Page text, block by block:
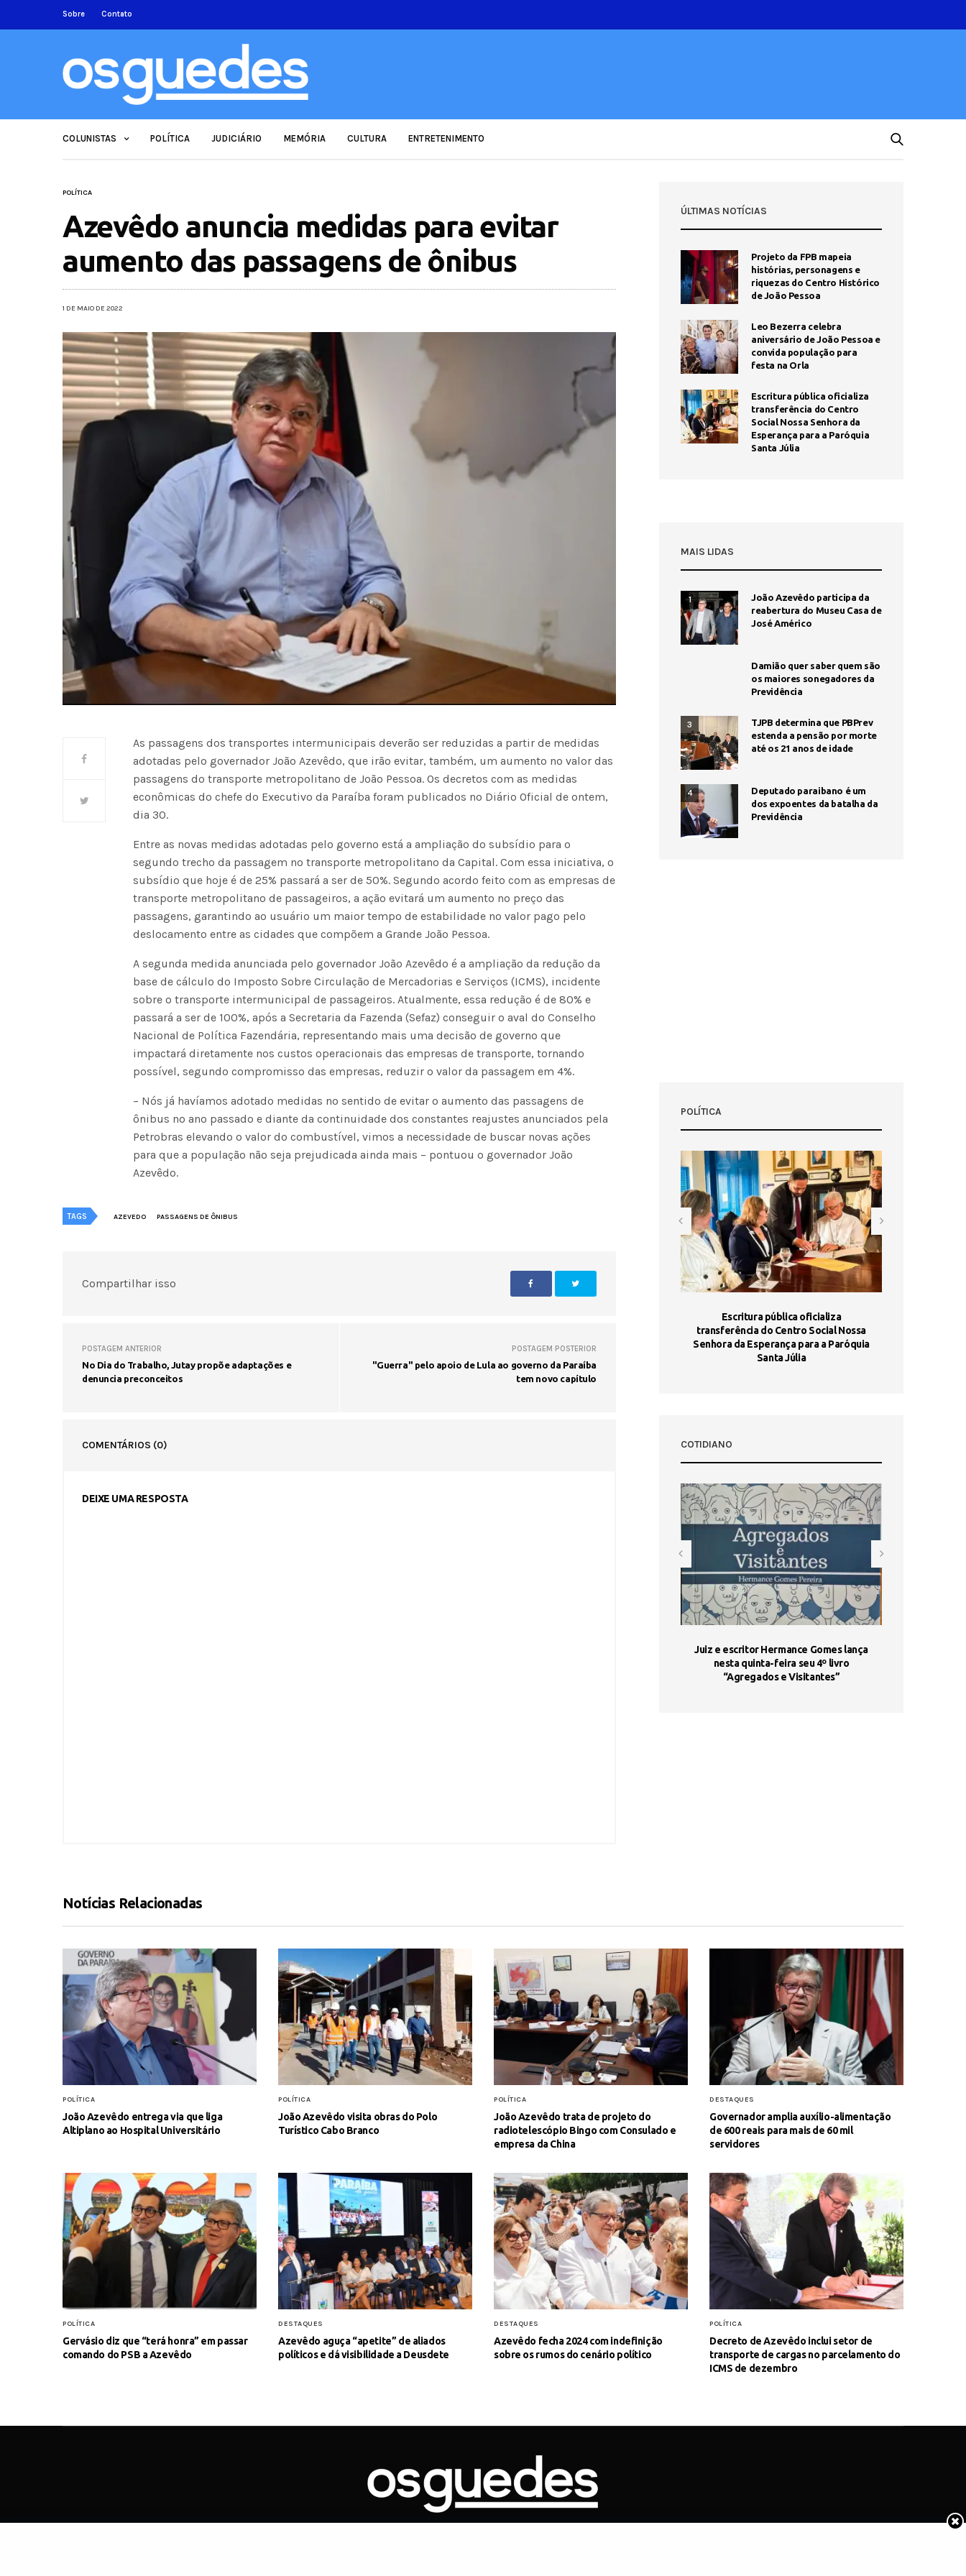
Sobre Contato
COLUNISTAS POLÍTICA JUDICIÁRIO MEMÓRIA CULTURA ENTRETENIMENTO
POLÍTICA
Azevêdo anuncia medidas para evitar
aumento das passagens de ônibus
1 DE MAIO DE 2022
As passagens dos transportes intermunicipais deverão ser reduzidas a partir de medidas
adotadas pelo governador João Azevêdo, que irão evitar, também, um aumento no valor das
passagens do transporte metropolitano de João Pessoa. Os decretos com as medidas
econômicas do chefe do Executivo da Paraíba foram publicados no Diário Oficial de ontem,
dia 30.
Entre as novas medidas adotadas pelo governo está a ampliação do subsídio para o
segundo trecho da passagem no transporte metropolitano da Capital. Com essa iniciativa, o
subsídio que hoje é de 25% passará a ser de 50%. Segundo acordo feito com as empresas de
transporte metropolitano de passageiros, a ação evitará um aumento no preço das
passagens, garantindo ao usuário um maior tempo de estabilidade no valor pago pelo
deslocamento entre as cidades que compõem a Grande João Pessoa.
A segunda medida anunciada pelo governador João Azevêdo é a ampliação da redução da
base de cálculo do Imposto Sobre Circulação de Mercadorias e Serviços (ICMS), incidente
sobre o transporte intermunicipal de passageiros. Atualmente, essa redução é de 80% e
passará a ser de 100%, após a Secretaria da Fazenda (Sefaz) conseguir o aval do Conselho
Nacional de Política Fazendária, representando mais uma decisão de governo que
impactará diretamente nos custos operacionais das empresas de transporte, tornando
possível, segundo compromisso das empresas, reduzir o valor da passagem em 4%.
– Nós já havíamos adotado medidas no sentido de evitar o aumento das passagens de
ônibus no ano passado e diante da continuidade dos constantes reajustes anunciados pela
Petrobras elevando o valor do combustível, vimos a necessidade de buscar novas ações
para que a população não seja prejudicada ainda mais – pontuou o governador João
Azevêdo.
TAGS AZEVEDO PASSAGENS DE ÔNIBUS
Compartilhar isso
POSTAGEM ANTERIOR
No Dia do Trabalho, Jutay propõe adaptações e
denuncia preconceitos
POSTAGEM POSTERIOR
"Guerra" pelo apoio de Lula ao governo da Paraíba
tem novo capítulo
COMENTÁRIOS (0)
DEIXE UMA RESPOSTA
ÚLTIMAS NOTÍCIAS
Projeto da FPB mapeia
histórias, personagens e
riquezas do Centro Histórico
de João Pessoa
Leo Bezerra celebra
aniversário de João Pessoa e
convida população para
festa na Orla
Escritura pública oficializa
transferência do Centro
Social Nossa Senhora da
Esperança para a Paróquia
Santa Júlia
MAIS LIDAS
1
João Azevêdo participa da
reabertura do Museu Casa de
José Américo
Damião quer saber quem são
os maiores sonegadores da
Previdência
3
TJPB determina que PBPrev
estenda a pensão por morte
até os 21 anos de idade
4
Deputado paraibano é um
dos expoentes da batalha da
Previdência
POLÍTICA
Escritura pública oficializa
transferência do Centro Social Nossa
Senhora da Esperança para a Paróquia
Santa Júlia
COTIDIANO
Juiz e escritor Hermance Gomes lança
nesta quinta-feira seu 4º livro
“Agregados e Visitantes”
Notícias Relacionadas
POLÍTICA
João Azevêdo entrega via que liga
Altiplano ao Hospital Universitário
POLÍTICA
João Azevêdo visita obras do Polo
Turístico Cabo Branco
POLÍTICA
João Azevêdo trata de projeto do
radiotelescópio Bingo com Consulado e
empresa da China
DESTAQUES
Governador amplia auxílio-alimentação
de 600 reais para mais de 60 mil
servidores
POLÍTICA
Gervásio diz que “terá honra” em passar
comando do PSB a Azevêdo
DESTAQUES
Azevêdo aguça “apetite” de aliados
políticos e dá visibilidade a Deusdete
DESTAQUES
Azevêdo fecha 2024 com indefinição
sobre os rumos do cenário político
POLÍTICA
Decreto de Azevêdo inclui setor de
transporte de cargas no parcelamento do
ICMS de dezembro